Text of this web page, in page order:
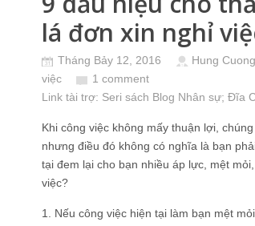
lá đơn xin nghỉ
Tháng Bảy 12, 2016 Hung
việc
1 comment
Link tài trợ: Seri sách Blog Nhân sự; Đĩa
Khi công việc không mấy thuận lợi,
nhưng điều đó không có nghĩa là bạn
tại đem lại cho bạn nhiều áp lực, mệt
việc?
1. Nếu công việc hiện tại làm bạn mệt